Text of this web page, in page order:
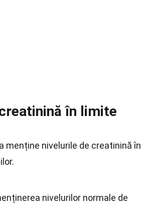
în limite
menține nivelurile de creatinină în
nivelurilor normale de